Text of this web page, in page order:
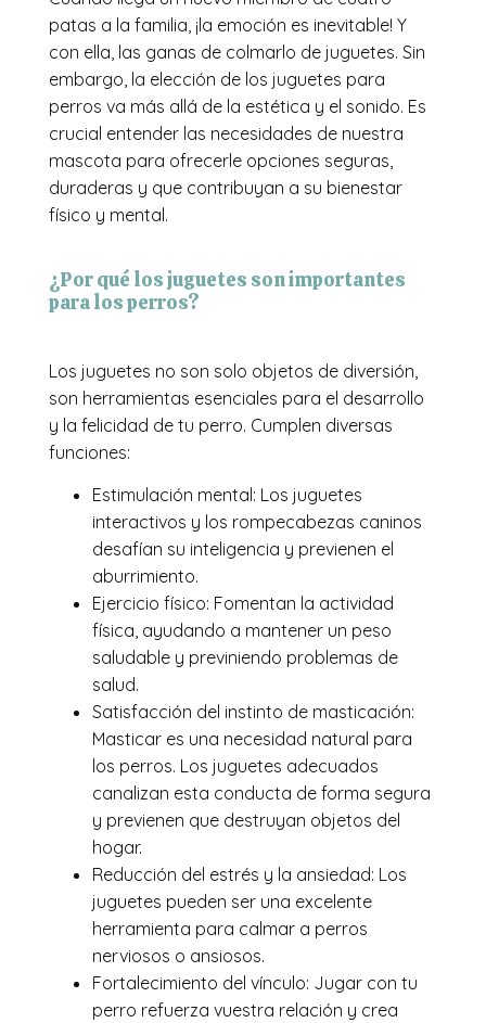
patas a la familia, ¡la emoción es inevitable! Y
con ella, las ganas de colmarlo de juguetes. Sin
embargo, la elección de los juguetes para
perros va más allá de la estética y el sonido. Es
crucial entender las necesidades de nuestra
mascota para ofrecerle opciones seguras,
duraderas y que contribuyan a su bienestar
físico y mental.
¿Por qué los juguetes son importantes
para los perros?
Los juguetes no son solo objetos de diversión,
son herramientas esenciales para el desarrollo
y la felicidad de tu perro. Cumplen diversas
funciones:
Estimulación mental: Los juguetes
interactivos y los rompecabezas caninos
desafían su inteligencia y previenen el
aburrimiento.
Ejercicio físico: Fomentan la actividad
física, ayudando a mantener un peso
saludable y previniendo problemas de
salud.
Satisfacción del instinto de masticación:
Masticar es una necesidad natural para
los perros. Los juguetes adecuados
canalizan esta conducta de forma segura
y previenen que destruyan objetos del
hogar.
Reducción del estrés y la ansiedad: Los
juguetes pueden ser una excelente
herramienta para calmar a perros
nerviosos o ansiosos.
Fortalecimiento del vínculo: Jugar con tu
perro refuerza vuestra relación y crea